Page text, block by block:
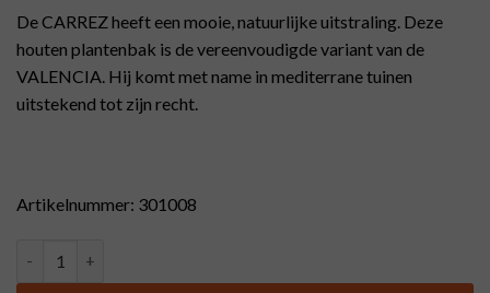
De CARREZ heeft een mooie, natuurlijke uitstraling. Deze
houten plantenbak is de vereenvoudigde variant van de
VALENCIA. Hij komt met name in mediterrane tuinen
uitstekend tot zijn recht.
Artikelnummer: 301008